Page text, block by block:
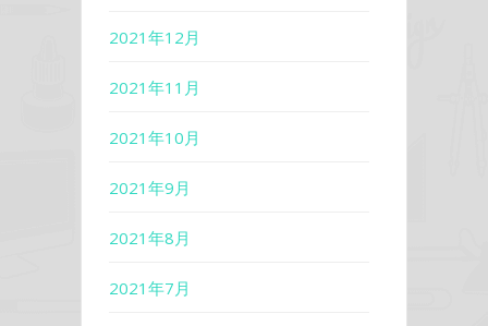
2021年12月
2021年11月
2021年10月
2021年9月
2021年8月
2021年7月